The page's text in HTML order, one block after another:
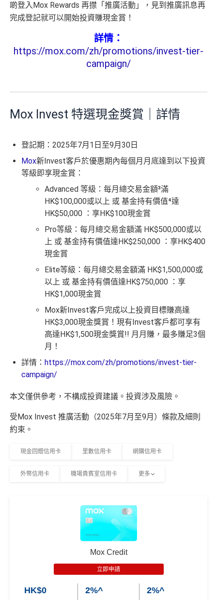
啲登入Mox Rewards 再㩒「推廣活動」，見到推廣訊息再
完成登記就可以開始投資賺現金賞！
詳情：
https://mox.com/zh/promotions/invest-tier-
campaign/
Mox Invest 特選現金獎賞｜詳情
登記期：2025年7月1日至9月30日
Mox新Invest客戶於優惠期內每個月月底達到以下投資
等級即享現金賞：
Advanced 等級：每月總交易金額³滿
HK$100,000或以上 或 基金持有價值⁴達
HK$50,000 ： 享HK$100現金賞
Pro等級：每月總交易金額滿 HK$500,000或以
上 或 基金持有價值達HK$250,000 ： 享HK$400
現金賞
Elite等級：每月總交易金額滿 HK$1,500,000或
以上 或 基金持有價值達HK$750,000 ： 享
HK$1,000現金賞
Mox新Invest客戶完成以上投資目標賺高達
HK$3,000現金獎賞！現有Invest客戶都可享有
高達HK$1,500現金獎賞!! 月月賺，最多賺足3個
月！
詳情： https://mox.com/zh/promotions/invest-tier-
campaign/
本文僅供參考，不構成投資建議。投資涉及風險。
受Mox Invest 推廣活動（2025年7月至9月）條款及細則
約束。
現金回贈信用卡 里數信用卡 網購信用卡
外幣信用卡 機場貴賓室信用卡 更多
Mox Credit
立即申請
HK$0 2%^ 2%^